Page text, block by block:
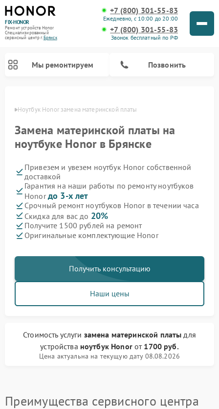
FIX-HONOR
Ремонт устройств Honor
Специализированный
cервисный центр г.Брянск
+7 (800) 301-55-83
Ежедневно, с 10:00 до 20:00
+7 (800) 301-55-83
Звонок бесплатный по РФ
Мы ремонтируем Позвонить
Ноутбук Honor замена материнской платы
Замена материнской платы на
ноутбуке Honor в Брянске
Привезем и увезем ноутбук Honor собственной
доставкой
Гарантия на наши работы по ремонту ноутбуков
Honorдо 3-х лет
Срочный ремонт ноутбуков Honor в течении часа
Скидка для вас до 20%
Получите 1500 рублей на ремонт
Оригинальные комплектующие Honor
Получить консультацию
Наши цены
Стоимость услуги замена материнской платы для
устройства ноутбук Honorот 1700 руб.
Цена актуальна на текущую дату 08.08.2026
Преимущества сервисного центра